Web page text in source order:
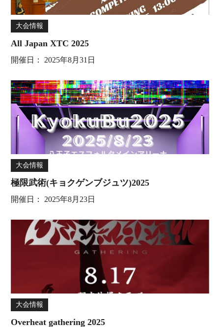
大会情報
All Japan XTC 2025
開催日： 2025年8月31日
大会情報
極限武術(キョクゲンブジュツ)2025
開催日： 2025年8月23日
大会情報
Overheat gathering 2025